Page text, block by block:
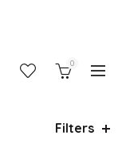
0
Filters